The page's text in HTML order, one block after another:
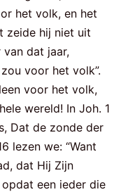
het volk, en het
zeide hij niet uit
dat jaar,
voor het volk”.
voor het volk,
wereld! In Joh. 1
Dat de zonde der
lezen we: “Want
dat Hij Zijn
een ieder die